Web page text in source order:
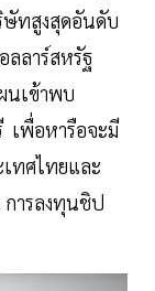
ษัทสูงสุดอันดับ
ลลาร์สหรัฐ
นเข้าพบ
เพื่อหารือจะมี
เทศไทยและ
การลงทุนชิป